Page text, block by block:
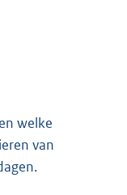
welke
van